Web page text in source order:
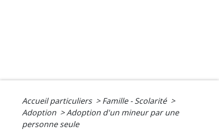
Accueil particuliers > Famille - Scolarité >
Adoption >Adoption d'un mineur par une
personne seule